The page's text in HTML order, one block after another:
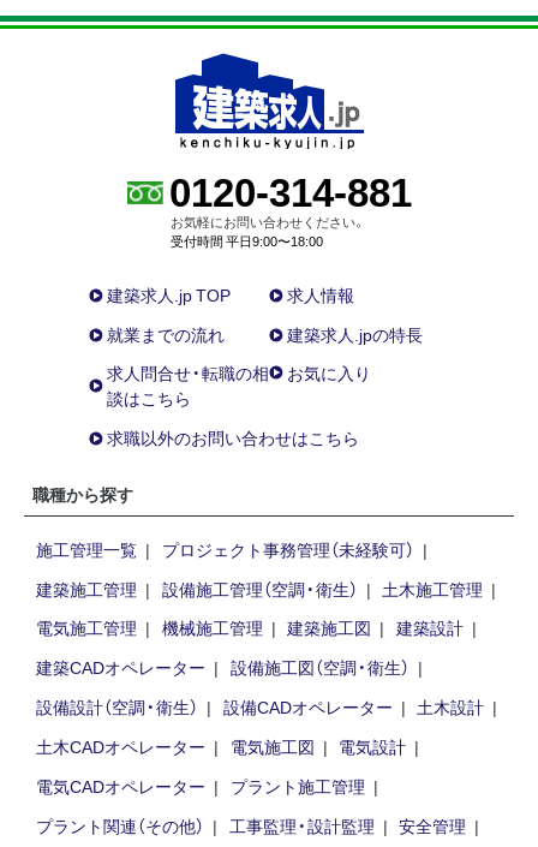
0120-314-881
お気軽にお問い合わせください。
受付時間 平日9:00〜18:00
建築求人.jp TOP
求人情報
就業までの流れ
建築求人.jpの特長
求人問合せ・転職の相
談はこちら
お気に入り
求職以外のお問い合わせはこちら
職種から探す
施工管理一覧
プロジェクト事務管理（未経験可）
建築施工管理
設備施工管理（空調・衛生）
土木施工管理
電気施工管理
機械施工管理 建築施工図
建築設計
建築CADオペレーター
設備施工図（空調・衛生）
設備設計（空調・衛生）
設備CADオペレーター
土木設計
土木CADオペレーター
電気施工図
電気設計
電気CADオペレーター
プラント施工管理
プラント関連（その他）
工事監理・設計監理
安全管理